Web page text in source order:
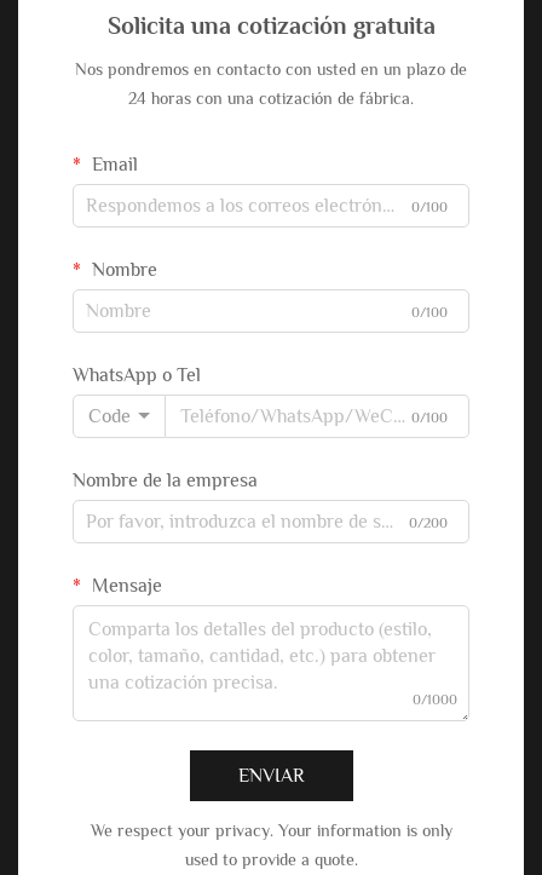
Solicita una cotización gratuita
Nos pondremos en contacto con usted en un plazo de
24 horas con una cotización de fábrica.
Email
0/100
Nombre
0/100
WhatsApp o Tel
Code
0/100
Nombre de la empresa
0/200
Mensaje
0/1000
ENVIAR
We respect your privacy. Your information is only
used to provide a quote.